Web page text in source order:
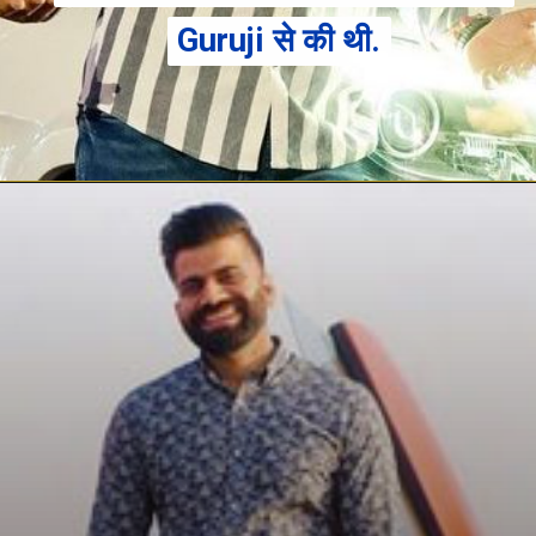
Guruji से की थी.
Guruji से की थी.